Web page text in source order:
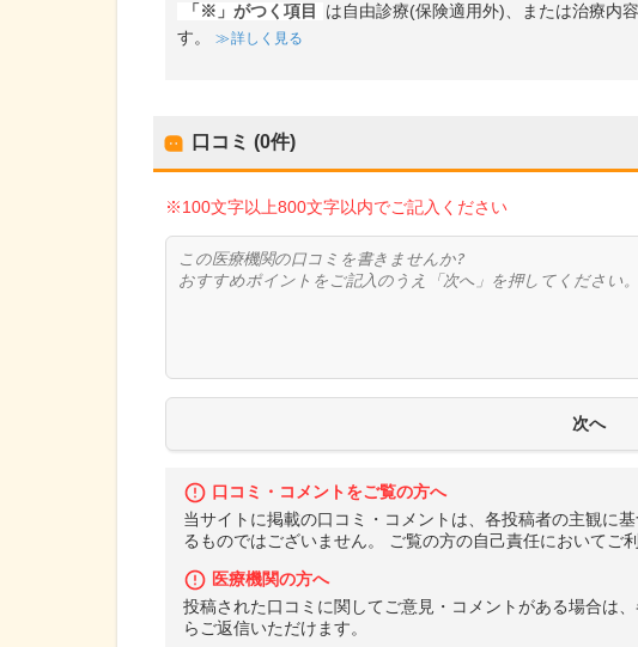
「※」がつく項目
は自由診療(保険適用外)、または治療内
す。
詳しく見る
口コミ (0件)
※100文字以上800文字以内でご記入ください
口コミ・コメントをご覧の方へ
当サイトに掲載の口コミ・コメントは、各投稿者の主観に
るものではございません。 ご覧の方の自己責任においてご
医療機関の方へ
投稿された口コミに関してご意見・コメントがある場合は
らご返信いただけます。